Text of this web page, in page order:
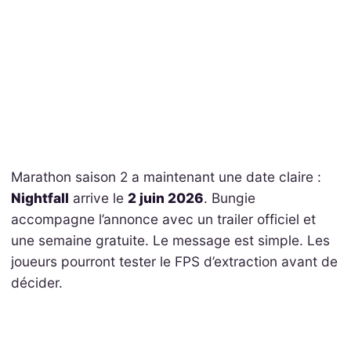
Marathon saison 2 a maintenant une date claire :
Nightfall arrive le 2 juin 2026. Bungie
accompagne l’annonce avec un trailer officiel et
une semaine gratuite. Le message est simple. Les
joueurs pourront tester le FPS d’extraction avant de
décider.